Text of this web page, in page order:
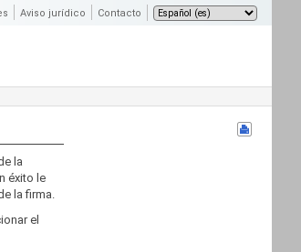
Aviso jurídico Contacto
la
éxito le
la firma.
el